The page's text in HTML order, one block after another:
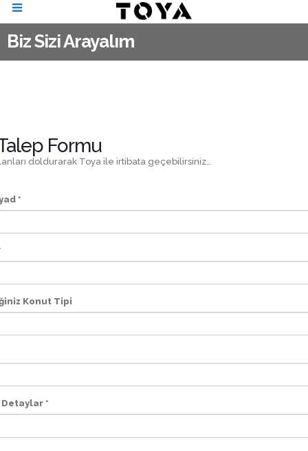
Biz Sizi Arayalım
Formu
doldurarak Toya ile irtibata geçebilirsiniz…
*
Konut Tipi
Detaylar *